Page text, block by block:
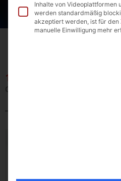
11.09.7.V
Quellmörtelverguss - System
Inhalte von
werden standardmäßig
akzeptiert werden, ist für
manuelle Einwilligung mehr